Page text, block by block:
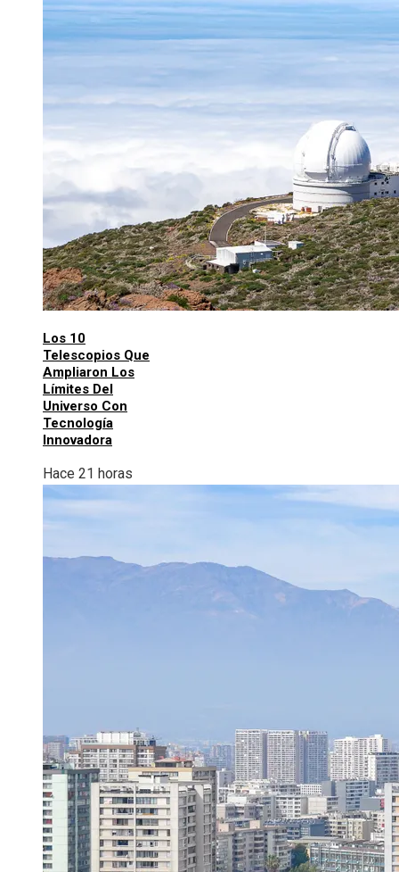
Los 10
Telescopios Que
Ampliaron Los
Límites Del
Universo Con
Tecnología
Innovadora
Hace 21 horas